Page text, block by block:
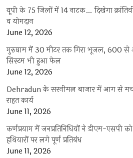
यूपी के 75 जिलों में 14 नाटक… दिखेगा
व योगदान
June 12, 2026
गुरुग्राम में 30 मीटर तक गिरा भूजल, 600 से
सिस्टम भी हुआ फेल
June 12, 2026
Dehradun के सरनीमल बाजार में आग से
राहत कार्य
June 11, 2026
कर्णप्रयाग में जनप्रतिनिधियों ने डीएम-एसपी
हथियारों पर लगे पूर्ण प्रतिबंध
June 11, 2026